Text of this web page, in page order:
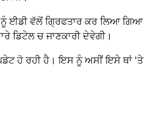
ਨੂੰ ਈਡੀ ਵੱਲੋਂ ਗ੍ਰਿਫਤਾਰ ਕਰ ਲਿਆ ਗਿਆ
ਡਿਟੇਲ ਚ ਜਾਣਕਾਰੀ ਦੇਵੇਗੀ।
ਹੋ ਰਹੀ ਹੈ। ਇਸ ਨੂੰ ਅਸੀਂ ਇਸੇ ਥਾਂ ‘ਤੇ